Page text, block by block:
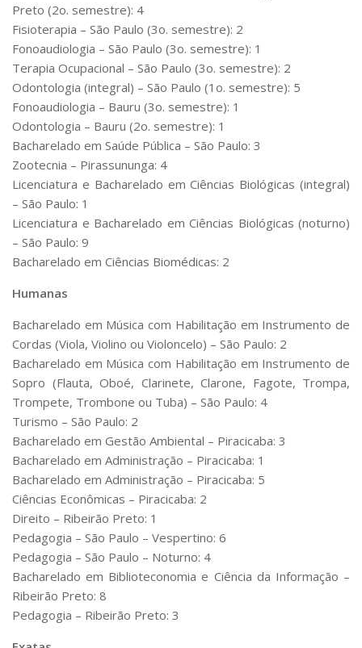
Preto (2o. semestre): 4
Fisioterapia – São Paulo (3o. semestre): 2
Fonoaudiologia – São Paulo (3o. semestre): 1
Terapia Ocupacional – São Paulo (3o. semestre): 2
Odontologia (integral) – São Paulo (1o. semestre): 5
Fonoaudiologia – Bauru (3o. semestre): 1
Odontologia – Bauru (2o. semestre): 1
Bacharelado em Saúde Pública – São Paulo: 3
Zootecnia – Pirassununga: 4
Licenciatura e Bacharelado em Ciências Biológicas (integral)
– São Paulo: 1
Licenciatura e Bacharelado em Ciências Biológicas (noturno)
– São Paulo: 9
Bacharelado em Ciências Biomédicas: 2
Humanas
Bacharelado em Música com Habilitação em Instrumento de
Cordas (Viola, Violino ou Violoncelo) – São Paulo: 2
Bacharelado em Música com Habilitação em Instrumento de
Sopro (Flauta, Oboé, Clarinete, Clarone, Fagote, Trompa,
Trompete, Trombone ou Tuba) – São Paulo: 4
Turismo – São Paulo: 2
Bacharelado em Gestão Ambiental – Piracicaba: 3
Bacharelado em Administração – Piracicaba: 1
Bacharelado em Administração – Piracicaba: 5
Ciências Econômicas – Piracicaba: 2
Direito – Ribeirão Preto: 1
Pedagogia – São Paulo – Vespertino: 6
Pedagogia – São Paulo – Noturno: 4
Bacharelado em Biblioteconomia e Ciência da Informação –
Ribeirão Preto: 8
Pedagogia – Ribeirão Preto: 3